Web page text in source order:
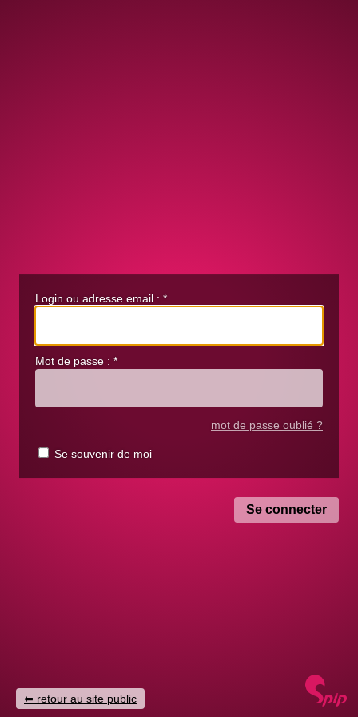
Login ou adresse email : *
Mot de passe : *
mot de passe oublié ?
Se souvenir de moi
retour au site public